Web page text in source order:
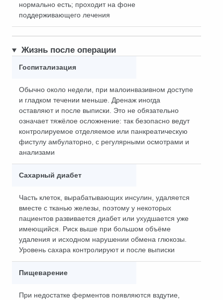
нормально есть; проходит на фоне
поддерживающего лечения
Жизнь после операции
Госпитализация
Обычно около недели, при малоинвазивном доступе
и гладком течении меньше. Дренаж иногда
оставляют и после выписки. Это не обязательно
означает тяжёлое осложнение: так безопасно ведут
контролируемое отделяемое или панкреатическую
фистулу амбулаторно, с регулярными осмотрами и
анализами
Сахарный диабет
Часть клеток, вырабатывающих инсулин, удаляется
вместе с тканью железы, поэтому у некоторых
пациентов развивается диабет или ухудшается уже
имеющийся. Риск выше при большом объёме
удаления и исходном нарушении обмена глюкозы.
Уровень сахара контролируют и после выписки
Пищеварение
При недостатке ферментов появляются вздутие,